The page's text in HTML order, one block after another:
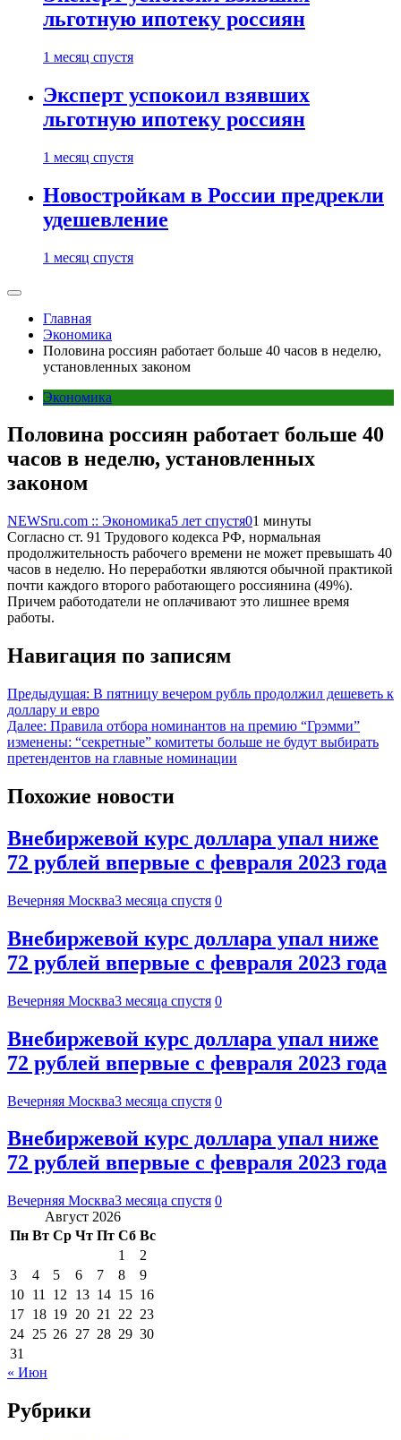
льготную ипотеку россиян
1 месяц спустя
Эксперт успокоил взявших
льготную ипотеку россиян
1 месяц спустя
Новостройкам в России предрекли
удешевление
1 месяц спустя
Главная
Экономика
Половина россиян работает больше 40 часов в неделю,
установленных законом
Экономика
Половина россиян работает больше 40
часов в неделю, установленных
законом
NEWSru.com :: Экономика5 лет спустя01 минуты
Согласно ст. 91 Трудового кодекса РФ, нормальная
продолжительность рабочего времени не может превышать 40
часов в неделю. Но переработки являются обычной практикой
почти каждого второго работающего россиянина (49%).
Причем работодатели не оплачивают это лишнее время
работы.
Навигация по записям
Предыдущая: В пятницу вечером рубль продолжил дешеветь к
доллару и евро
Далее: Правила отбора номинантов на премию “Грэмми”
изменены: “секретные” комитеты больше не будут выбирать
претендентов на главные номинации
Похожие новости
Внебиржевой курс доллара упал ниже
72 рублей впервые с февраля 2023 года
Вечерняя Москва3 месяца спустя 0
Внебиржевой курс доллара упал ниже
72 рублей впервые с февраля 2023 года
Вечерняя Москва3 месяца спустя 0
Внебиржевой курс доллара упал ниже
72 рублей впервые с февраля 2023 года
Вечерняя Москва3 месяца спустя 0
Внебиржевой курс доллара упал ниже
72 рублей впервые с февраля 2023 года
Вечерняя Москва3 месяца спустя 0
Август 2026
Пн Вт Ср Чт Пт Сб Вс
1
2
3
4 5 6 7 8
9
10 11 12 13 14 15 16
17 18 19 20 21 22 23
24 25 26 27 28 29 30
31
« Июн
Рубрики